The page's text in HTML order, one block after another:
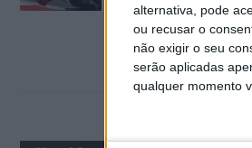
alternativa, pode
ou recusar o
não exigir o seu
serão aplicadas
qualquer momento
8 AGOSTO, 2026